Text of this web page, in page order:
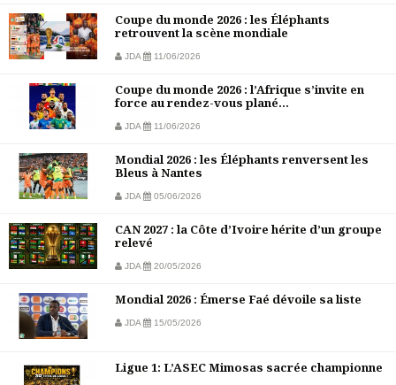
Coupe du monde 2026 : les Éléphants
retrouvent la scène mondiale
JDA 11/06/2026
Coupe du monde 2026 : l’Afrique s’invite en
force au rendez-vous plané...
JDA 11/06/2026
Mondial 2026 : les Éléphants renversent les
Bleus à Nantes
JDA 05/06/2026
CAN 2027 : la Côte d’Ivoire hérite d’un groupe
relevé
JDA 20/05/2026
Mondial 2026 : Émerse Faé dévoile sa liste
JDA 15/05/2026
Ligue 1: L’ASEC Mimosas sacrée championne